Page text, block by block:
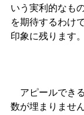
いう実利的なも
を期待するわけ
印象に残ります。
アピールでき
数が埋まりませ